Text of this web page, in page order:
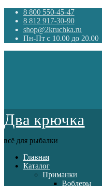
8 800 550-45-47
8 812 917-30-90
shop@2kruchka.ru
Пн-Пт с 10.00 до 20.00
Два крючка
всё для рыбалки
Главная
Каталог
Приманки
Воблеры